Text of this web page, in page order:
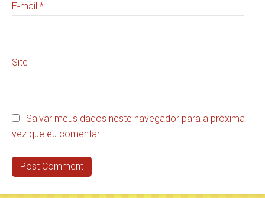
E-mail *
Site
Salvar meus dados neste navegador para a próxima
vez que eu comentar.